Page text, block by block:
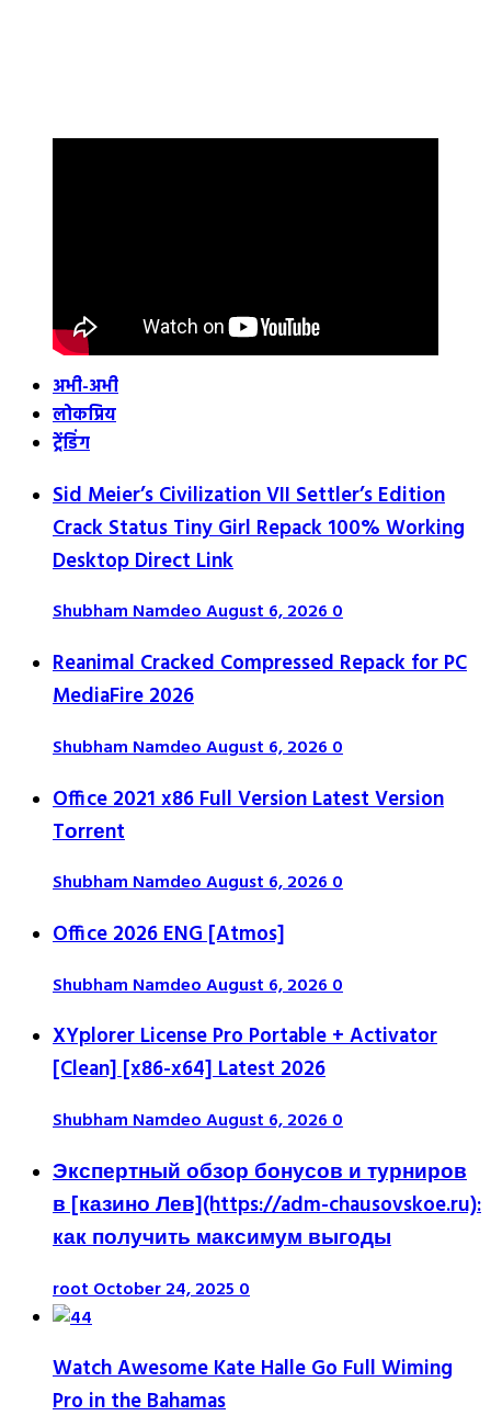
अभी-अभी
लोकप्रिय
ट्रेंडिंग
Sid Meier’s Civilization VII Settler’s Edition
Crack Status Tiny Girl Repack 100% Working
Desktop Direct Link
Shubham NamdeoAugust 6, 20260
Reanimal Cracked Compressed Repack for PC
MediaFire 2026
Shubham NamdeoAugust 6, 20260
Office 2021 x86 Full Version Latest Version
Tоrrеnt
Shubham NamdeoAugust 6, 20260
Office 2026 ENG [Atmos]
Shubham NamdeoAugust 6, 20260
XYplorer License Pro Portable + Activator
[Clean] [x86-x64] Latest 2026
Shubham NamdeoAugust 6, 20260
Экспертный обзор бонусов и турниров
в [казино Лев](https://adm-chausovskoe.ru):
как получить максимум выгоды
rootOctober 24, 20250
Watch Awesome Kate Halle Go Full Wiming
Pro in the Bahamas